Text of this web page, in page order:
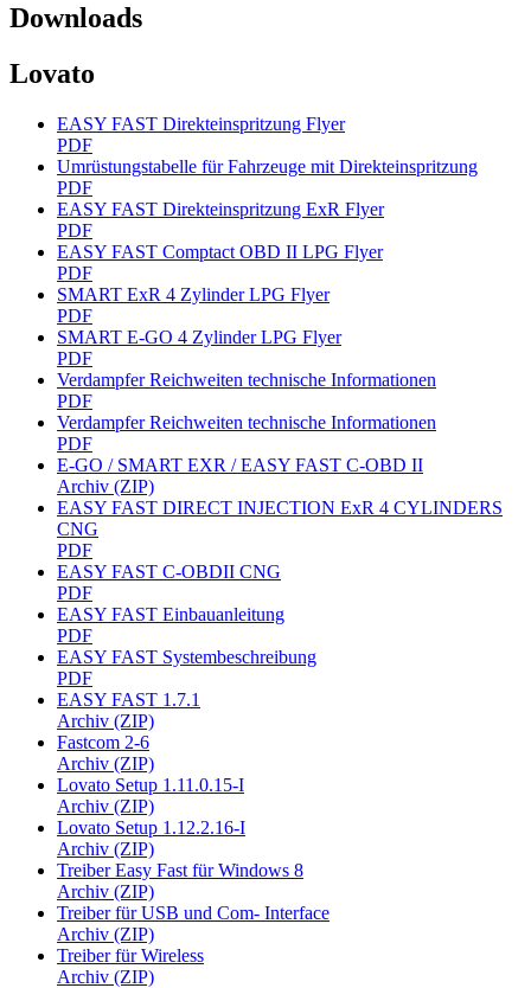
Downloads
Lovato
EASY FAST Direkteinspritzung Flyer
PDF
Umrüstungstabelle für Fahrzeuge mit Direkteinspritzung
PDF
EASY FAST Direkteinspritzung ExR Flyer
PDF
EASY FAST Comptact OBD II LPG Flyer
PDF
SMART ExR 4 Zylinder LPG Flyer
PDF
SMART E-GO 4 Zylinder LPG Flyer
PDF
Verdampfer Reichweiten technische Informationen
PDF
Verdampfer Reichweiten technische Informationen
PDF
E-GO / SMART EXR / EASY FAST C-OBD II
Archiv (ZIP)
EASY FAST DIRECT INJECTION ExR 4 CYLINDERS
CNG
PDF
EASY FAST C-OBDII CNG
PDF
EASY FAST Einbauanleitung
PDF
EASY FAST Systembeschreibung
PDF
EASY FAST 1.7.1
Archiv (ZIP)
Fastcom 2-6
Archiv (ZIP)
Lovato Setup 1.11.0.15-I
Archiv (ZIP)
Lovato Setup 1.12.2.16-I
Archiv (ZIP)
Treiber Easy Fast für Windows 8
Archiv (ZIP)
Treiber für USB und Com- Interface
Archiv (ZIP)
Treiber für Wireless
Archiv (ZIP)